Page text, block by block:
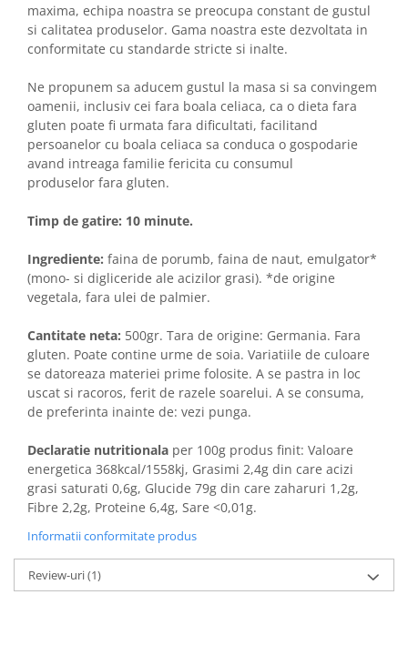
maxima, echipa noastra se preocupa constant de gustul
si calitatea produselor. Gama noastra este dezvoltata in
conformitate cu standarde stricte si inalte.
Ne propunem sa aducem gustul la masa si sa convingem
oamenii, inclusiv cei fara boala celiaca, ca o dieta fara
gluten poate fi urmata fara dificultati, facilitand
persoanelor cu boala celiaca sa conduca o gospodarie
avand intreaga familie fericita cu consumul
produselor fara gluten.
Timp de gatire: 10 minute.
Ingrediente: faina de porumb, faina de naut, emulgator*
(mono- si digliceride ale acizilor grasi). *de origine
vegetala, fara ulei de palmier.
Cantitate neta: 500gr. Tara de origine: Germania. Fara
gluten. Poate contine urme de soia. Variatiile de culoare
se datoreaza materiei prime folosite. A se pastra in loc
uscat si racoros, ferit de razele soarelui. A se consuma,
de preferinta inainte de: vezi punga.
Declaratie nutritionala per 100g produs finit: Valoare
energetica 368kcal/1558kj, Grasimi 2,4g din care acizi
grasi saturati 0,6g, Glucide 79g din care zaharuri 1,2g,
Fibre 2,2g, Proteine 6,4g, Sare <0,01g.
Informatii conformitate produs
Review-uri(1)